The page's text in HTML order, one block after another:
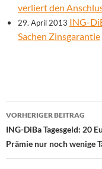
verliert den
29. April 2013 ING-
Sachen Zinsgarantie
Beitrags-
Navigation
VORHERIGER BEITRAG
ING-DiBa Tagesgeld: 20
Prämie nur noch wenige